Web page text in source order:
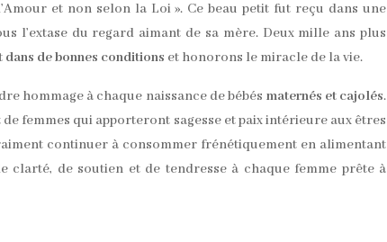
et non selon la Loi ». Ce beau petit fut reçu dans une
l’extase du regard aimant de sa mère. Deux mille ans plus
dans de bonnes conditions et honorons le miracle de la vie.
hommage à chaque naissance de bébés maternés et cajolés.
femmes qui apporteront sagesse et paix intérieure aux êtres
continuer à consommer frénétiquement en alimentant
clarté, de soutien et de tendresse à chaque femme prête à